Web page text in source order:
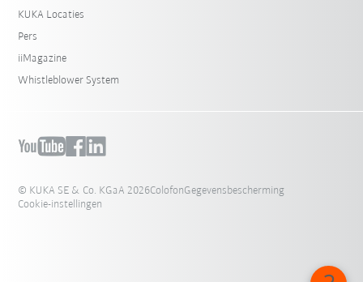
KUKA Locaties
Pers
iiMagazine
Whistleblower System
© KUKA SE & Co. KGaA 2026ColofonGegevensbescherming
Cookie-instellingen